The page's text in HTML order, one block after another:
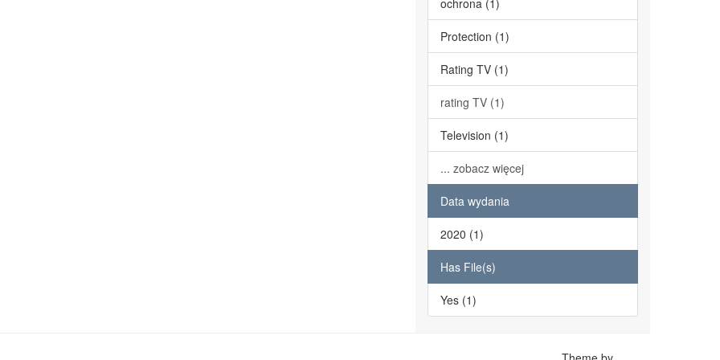
ochrona (1)
Protection (1)
Rating TV (1)
rating TV (1)
Television (1)
... zobacz więcej
Data wydania
2020 (1)
Has File(s)
Yes (1)